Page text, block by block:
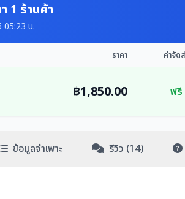
1 ร้านค้า
05:23 น.
ราคา ค่าจัด
฿1,850.00 ฟรี
ข้อมูลจำเพาะ รีวิว (14)